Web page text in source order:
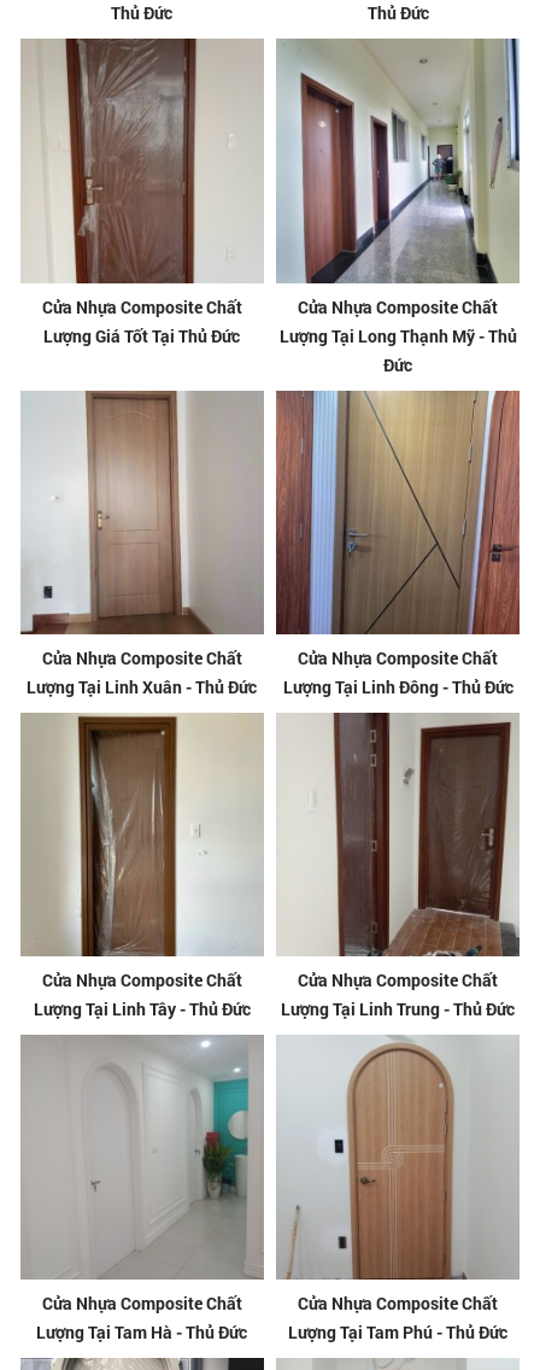
Thủ Đức
Thủ Đức
Cửa Nhựa Composite Chất
Lượng Giá Tốt Tại Thủ Đức
Cửa Nhựa Composite Chất
Lượng Tại Long Thạnh Mỹ - Thủ
Đức
Cửa Nhựa Composite Chất
Lượng Tại Linh Xuân - Thủ Đức
Cửa Nhựa Composite Chất
Lượng Tại Linh Đông - Thủ Đức
Cửa Nhựa Composite Chất
Lượng Tại Linh Tây - Thủ Đức
Cửa Nhựa Composite Chất
Lượng Tại Linh Trung - Thủ Đức
Cửa Nhựa Composite Chất
Lượng Tại Tam Hà - Thủ Đức
Cửa Nhựa Composite Chất
Lượng Tại Tam Phú - Thủ Đức